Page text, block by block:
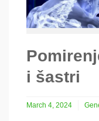
i šastri
March 4, 2024